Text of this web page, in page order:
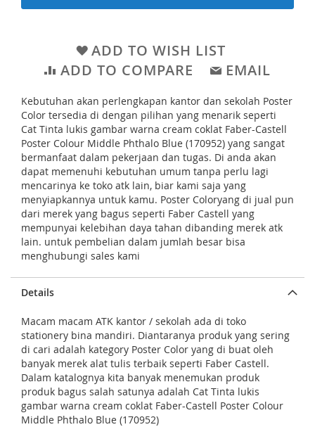
ADD TO WISH LIST
ADD TO COMPARE
EMAIL
Kebutuhan akan perlengkapan kantor dan sekolah Poster
Color tersedia di dengan pilihan yang menarik seperti
Cat Tinta lukis gambar warna cream coklat Faber-Castell
Poster Colour Middle Phthalo Blue (170952) yang sangat
bermanfaat dalam pekerjaan dan tugas. Di anda akan
dapat memenuhi kebutuhan umum tanpa perlu lagi
mencarinya ke toko atk lain, biar kami saja yang
menyiapkannya untuk kamu. Poster Coloryang di jual pun
dari merek yang bagus seperti Faber Castell yang
mempunyai kelebihan daya tahan dibanding merek atk
lain. untuk pembelian dalam jumlah besar bisa
menghubungi sales kami
n
h
e
i
m
a
g
e
s
a
l
e
r
y
Details
Macam macam ATK kantor / sekolah ada di toko
stationery bina mandiri. Diantaranya produk yang sering
di cari adalah kategory Poster Color yang di buat oleh
banyak merek alat tulis terbaik seperti Faber Castell.
Dalam katalognya kita banyak menemukan produk
produk bagus salah satunya adalah Cat Tinta lukis
gambar warna cream coklat Faber-Castell Poster Colour
Middle Phthalo Blue (170952)